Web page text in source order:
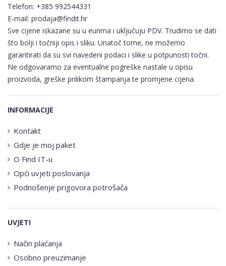
Telefon: +385 992544331
E-mail: prodaja@findit.hr
Sve cijene iskazane su u eurima i uključuju PDV. Trudimo se dati
što bolji i točniji opis i sliku. Unatoč tome, ne možemo
garantirati da su svi navedeni podaci i slike u potpunosti točni.
Ne odgovaramo za eventualne pogreške nastale u opisu
proizvoda, greške prilikom štampanja te promjene cijena.
INFORMACIJE
Kontakt
Gdje je moj paket
O Find IT-u
Opći uvjeti poslovanja
Podnošenje prigovora potrošača
UVJETI
Način plaćanja
Osobno preuzimanje